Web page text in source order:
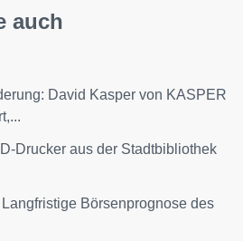
auch
David Kasper von KASPER
Drucker aus der Stadtbibliothek
Börsenprognose des